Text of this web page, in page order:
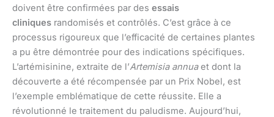
doivent être confirmées par des essais
cliniques randomisés et contrôlés. C’est grâce à ce
processus rigoureux que l’efficacité de certaines plantes
a pu être démontrée pour des indications spécifiques.
L’artémisinine, extraite de l’Artemisia annuaet dont la
découverte a été récompensée par un Prix Nobel, est
l’exemple emblématique de cette réussite. Elle a
révolutionné le traitement du paludisme. Aujourd’hui,